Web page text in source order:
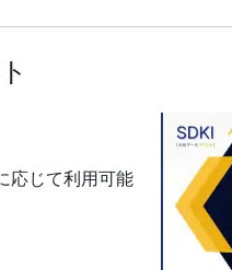
応じて利用可能